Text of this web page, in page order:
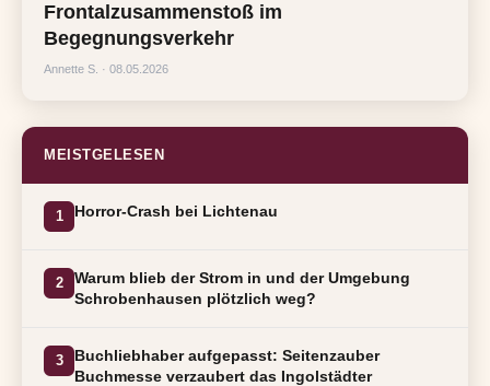
Frontalzusammenstoß im
Begegnungsverkehr
Annette S. · 08.05.2026
MEISTGELESEN
1 Horror-Crash bei Lichtenau
2
Warum blieb der Strom in und der Umgebung
Schrobenhausen plötzlich weg?
3
Buchliebhaber aufgepasst: Seitenzauber
Buchmesse verzaubert das Ingolstädter